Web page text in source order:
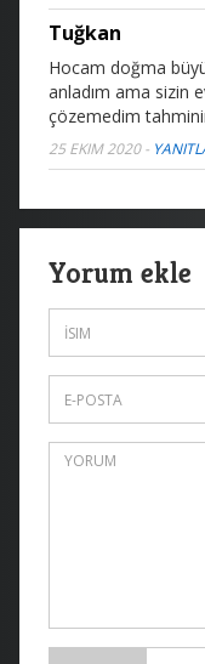
Tuğkan
Hocam doğma
anladım ama sizin
çözemedim
25 EKIM 2020-
Yorum ekle